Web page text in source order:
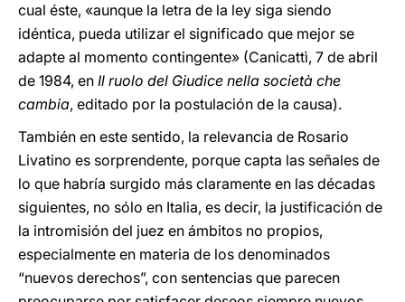
cual éste, «aunque la letra de la ley siga siendo
idéntica, pueda utilizar el significado que mejor se
adapte al momento contingente» (Canicattì, 7 de abril
de 1984, en Il ruolo del Giudice nella società che
cambia, editado por la postulación de la causa).
También en este sentido, la relevancia de Rosario
Livatino es sorprendente, porque capta las señales de
lo que habría surgido más claramente en las décadas
siguientes, no sólo en Italia, es decir, la justificación de
la intromisión del juez en ámbitos no propios,
especialmente en materia de los denominados
“nuevos derechos”, con sentencias que parecen